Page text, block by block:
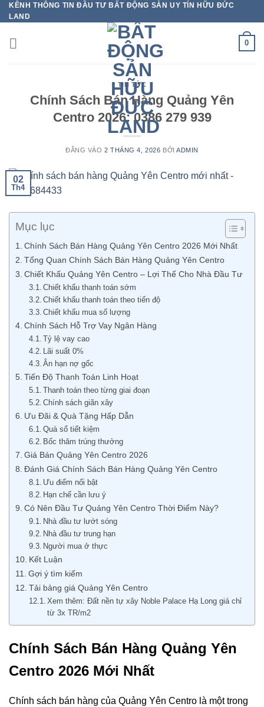
Bỏ
qua
nội
dung
KÊNH THÔNG TIN ĐẦU TƯ BẤT ĐỘNG SẢN UY TÍN HỮU ĐỨC
LAND
0
TIN TỨC
Chính Sách Bán Hàng Quảng Yên
Centro 2026: 0386 279 939
ĐĂNG VÀO 2 THÁNG 4, 2026 BỞIADMIN
02
Th4
Mục lục
Chính Sách Bán Hàng Quảng Yên Centro 2026 Mới Nhất
Tổng Quan Chính Sách Bán Hàng Quảng Yên Centro
Chiết Khấu Quảng Yên Centro – Lợi Thế Cho Nhà Đầu Tư
Chiết khấu thanh toán sớm
Chiết khấu thanh toán theo tiến độ
Chiết khấu mua số lượng
Chính Sách Hỗ Trợ Vay Ngân Hàng
Tỷ lệ vay cao
Lãi suất 0%
Ân hạn nợ gốc
Tiến Độ Thanh Toán Linh Hoạt
Thanh toán theo từng giai đoạn
Chính sách giãn xây
Ưu Đãi & Quà Tặng Hấp Dẫn
Quà sổ tiết kiệm
Bốc thăm trúng thưởng
Giá Bán Quảng Yên Centro 2026
Đánh Giá Chính Sách Bán Hàng Quảng Yên Centro
Ưu điểm nổi bật
Hạn chế cần lưu ý
Có Nên Đầu Tư Quảng Yên Centro Thời Điểm Này?
Nhà đầu tư lướt sóng
Nhà đầu tư trung hạn
Người mua ở thực
Kết Luận
Gợi ý tìm kiếm
Tải bảng giá Quảng Yên Centro
Xem thêm: Đất nền tự xây Noble Palace Hạ Long giá chỉ
từ 3x TR/m2
Chính Sách Bán Hàng Quảng Yên
Centro 2026 Mới Nhất
Chính sách bán hàng của Quảng Yên Centro là một trong